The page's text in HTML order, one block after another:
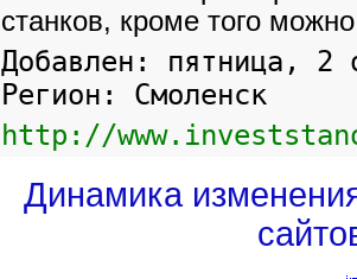
станков, кроме того
Добавлен: пятница, 2
Регион: Смоленск
http://
Динамика